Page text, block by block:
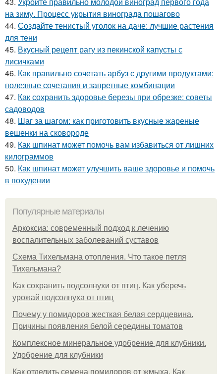
на зиму. Процесс укрытия винограда пошагово
44. Создайте тенистый уголок на даче: лучшие растения
для тени
45. Вкусный рецепт рагу из пекинской капусты с
лисичками
46. Как правильно сочетать арбуз с другими продуктами:
полезные сочетания и запретные комбинации
47. Как сохранить здоровье березы при обрезке: советы
садоводов
48. Шаг за шагом: как приготовить вкусные жареные
вешенки на сковороде
49. Как шпинат может помочь вам избавиться от лишних
килограммов
50. Как шпинат может улучшить ваше здоровье и помочь
в похудении
Популярные материалы
Аркоксиа: современный подход к лечению
воспалительных заболеваний суставов
Схема Тихельмана отопления. Что такое петля
Тихельмана?
Как сохранить подсолнухи от птиц. Как уберечь
урожай подсолнуха от птиц
Почему у помидоров жесткая белая сердцевина.
Причины появления белой середины томатов
Комплексное минеральное удобрение для клубники.
Удобрение для клубники
Как отделить семена помидоров от жмыха. Как